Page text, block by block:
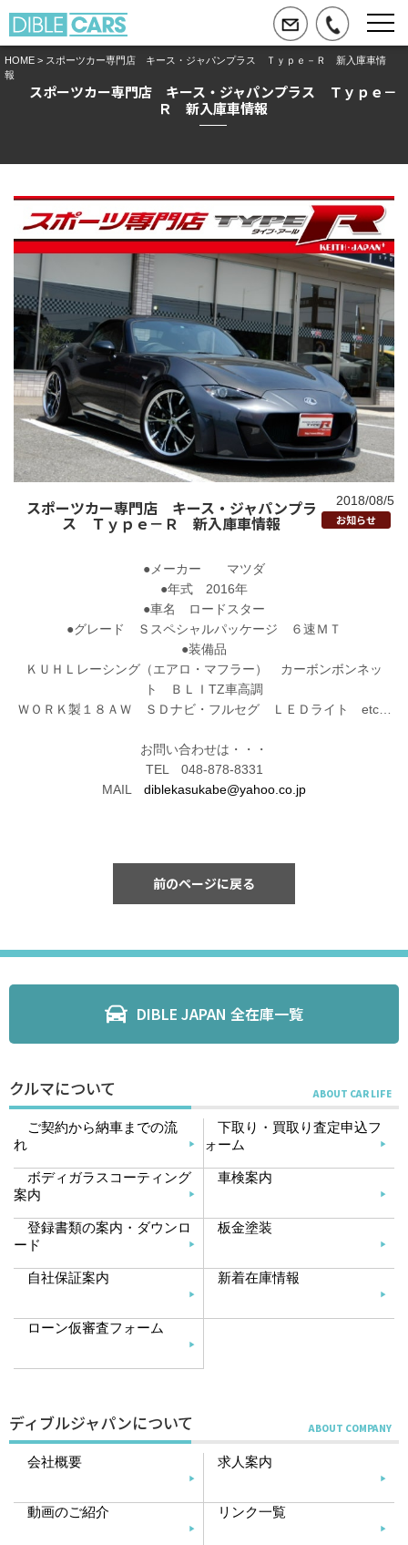
HOME > スポーツカー専門店 キース・ジャパンプラス Ｔｙｐｅ－Ｒ 新入庫車情
報
スポーツカー専門店 キース・ジャパンプラス Ｔｙｐｅ－
Ｒ 新入庫車情報
スポーツカー専門店 キース・ジャパンプラ
ス Ｔｙｐｅ－Ｒ 新入庫車情報
2018/08/5
お知らせ
●メーカー マツダ
●年式 2016年
●車名 ロードスター
●グレード Ｓスペシャルパッケージ ６速ＭＴ
●装備品
ＫＵＨＬレーシング（エアロ・マフラー） カーボンボンネッ
ト ＢＬＩTZ車高調
ＷＯＲＫ製１８ＡＷ ＳＤナビ・フルセグ ＬＥＤライト etc…
お問い合わせは・・・
TEL 048-878-8331
MAIL diblekasukabe@yahoo.co.jp
前のページに戻る
DIBLE JAPAN 全在庫一覧
クルマについて
ご契約から納車までの流
れ
下取り・買取り査定申込フ
ォーム
ボディガラスコーティング
案内
車検案内
登録書類の案内・ダウンロ
ード
板金塗装
自社保証案内 新着在庫情報
ローン仮審査フォーム
ディブルジャパンについて
会社概要 求人案内
動画のご紹介 リンク一覧